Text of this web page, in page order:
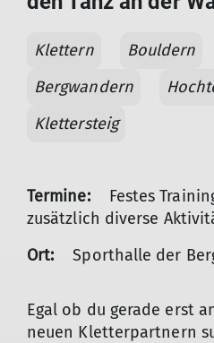
Klettern Bouldern
Bergwandern
Klettersteig
Termine:
Festes
zusätzlich diverse
Ort:
Sporthalle der
Egal ob du gerade erst
neuen Kletterpartnern